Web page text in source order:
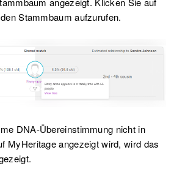
Stammbaum aufzurufen.
DNA-Übereinstimmung nicht in
MyHeritage angezeigt wird, wird das